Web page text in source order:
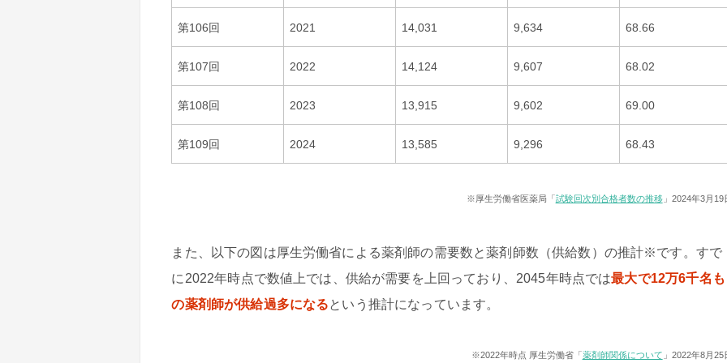
第106回 2021 14,031 9,634 68.66
第107回 2022 14,124 9,607 68.02
第108回 2023 13,915 9,602 69.00
第109回 2024 13,585 9,296 68.43
※厚生労働省医薬局「試験回次別合格者数の推移」2024年3月19
また、以下の図は厚生労働省による薬剤師の需要数と薬剤師数（供給数）の推計※です。すで
に2022年時点で数値上では、供給が需要を上回っており、2045年時点では最大で12万6千名も
の薬剤師が供給過多になるという推計になっています。
※2022年時点 厚生労働省「薬剤師関係について 」2022年8月25